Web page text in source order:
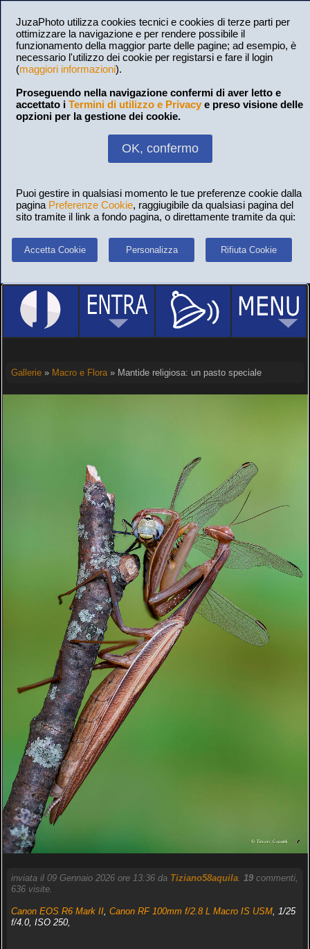
JuzaPhoto utilizza cookies tecnici e cookies di terze parti per
ottimizzare la navigazione e per rendere possibile il
funzionamento della maggior parte delle pagine; ad esempio, è
necessario l'utilizzo dei cookie per registarsi e fare il login
(maggiori informazioni).
Proseguendo nella navigazione confermi di aver letto e
accettato i Termini di utilizzo e Privacy e preso visione delle
opzioni per la gestione dei cookie.
OK, confermo
Puoi gestire in qualsiasi momento le tue preferenze cookie dalla
pagina Preferenze Cookie, raggiugibile da qualsiasi pagina del
sito tramite il link a fondo pagina, o direttamente tramite da qui:
Accetta Cookie Personalizza Rifiuta Cookie
Gallerie» Macro e Flora» Mantide religiosa: un pasto speciale
inviata il 09 Gennaio 2026 ore 13:36 da Tiziano58aquila. 19commenti,
636 visite.
Canon EOS R6 Mark II, Canon RF 100mm f/2.8 L Macro IS USM, 1/25
f/4.0, ISO 250,